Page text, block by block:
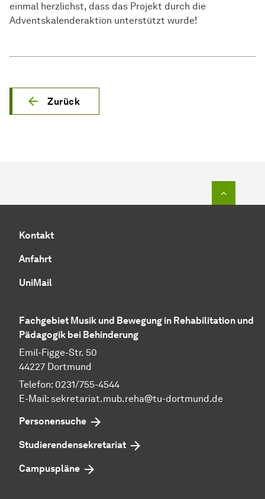
einmal herzlichst, dass das Projekt durch die
Adventskalenderaktion unterstützt wurde!
Zurück
Kontakt
Anfahrt
UniMail
Fachgebiet Musik und Bewegung in Rehabilitation und
Pädagogik bei Behinderung
Emil-Figge-Str. 50
44227 Dortmund
Telefon: 0231/755-4544
E-Mail: sekretariat.mub.reha@tu-dortmund.de
Personensuche
Studierendensekretariat
Campuspläne